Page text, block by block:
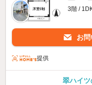
3階 /
お
提供
翠ハイ